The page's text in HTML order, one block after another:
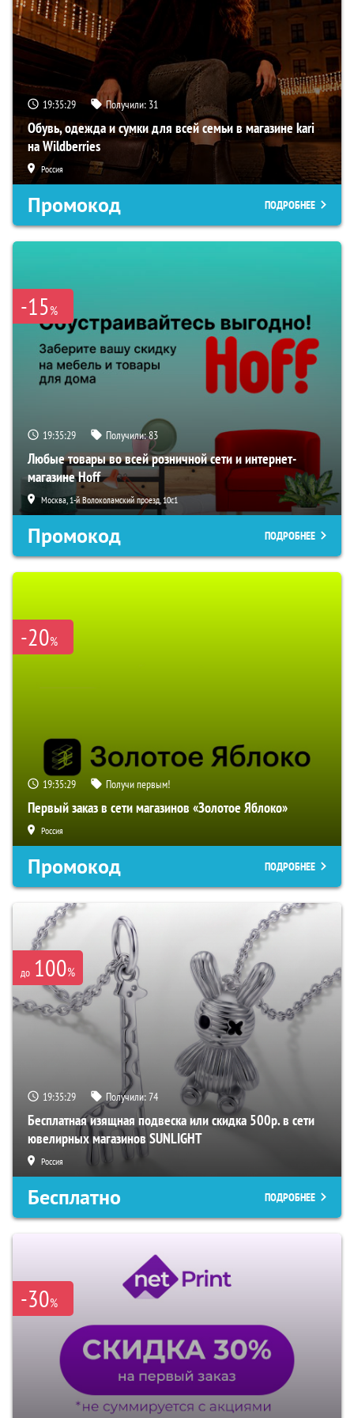
19:35:28 Получили: 31
Обувь, одежда и сумки для всей семьи в магазине kari
на Wildberries
Россия
Промокод ПОДРОБНЕЕ
-15%
19:35:28 Получили:83
Любые товары во всей розничной сети и интернет-
магазине Hoff
Москва, 1-й Волоколамский проезд, 10с1
Промокод ПОДРОБНЕЕ
-20%
19:35:28 Получи первым!
Первый заказ в сети магазинов «Золотое Яблоко»
Россия
Промокод ПОДРОБНЕЕ
до 100%
19:35:28 Получили:74
Бесплатная изящная подвеска или скидка 500р. в сети
ювелирных магазинов SUNLIGHT
Россия
Бесплатно ПОДРОБНЕЕ
-30%